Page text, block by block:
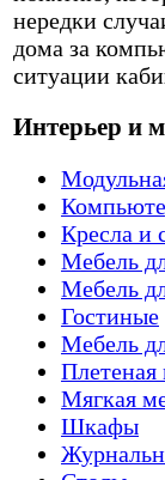
нередки
дома за
ситуации
Интерьер и
Кресла и
Мебель
Мебель
Гостиные
Мебель
Плетеная
Мягкая
Шкафы